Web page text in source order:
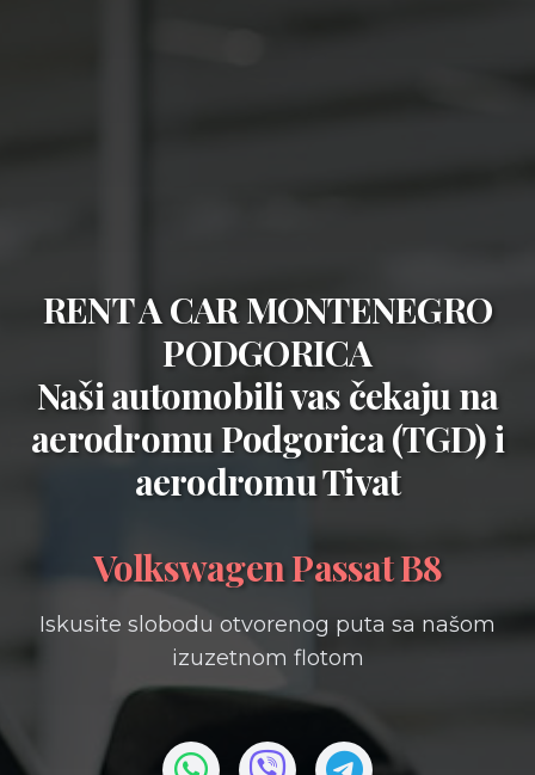
RENT A CAR MONTENEGRO
PODGORICA
Naši automobili vas čekaju na
aerodromu Podgorica (TGD) i
aerodromu Tivat
Volkswagen Passat B8
Iskusite slobodu otvorenog puta sa našom
izuzetnom flotom